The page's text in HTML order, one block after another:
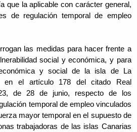
que la aplicable con carácter general,
de regulación temporal de empleo
las medidas para hacer frente a
social y económica, y para
y social de la isla de La
en el artículo 178 del citado Real
de 28 de junio, respecto de los
temporal de empleo vinculados
mayor temporal en el supuesto de
trabajadoras de las islas Canarias